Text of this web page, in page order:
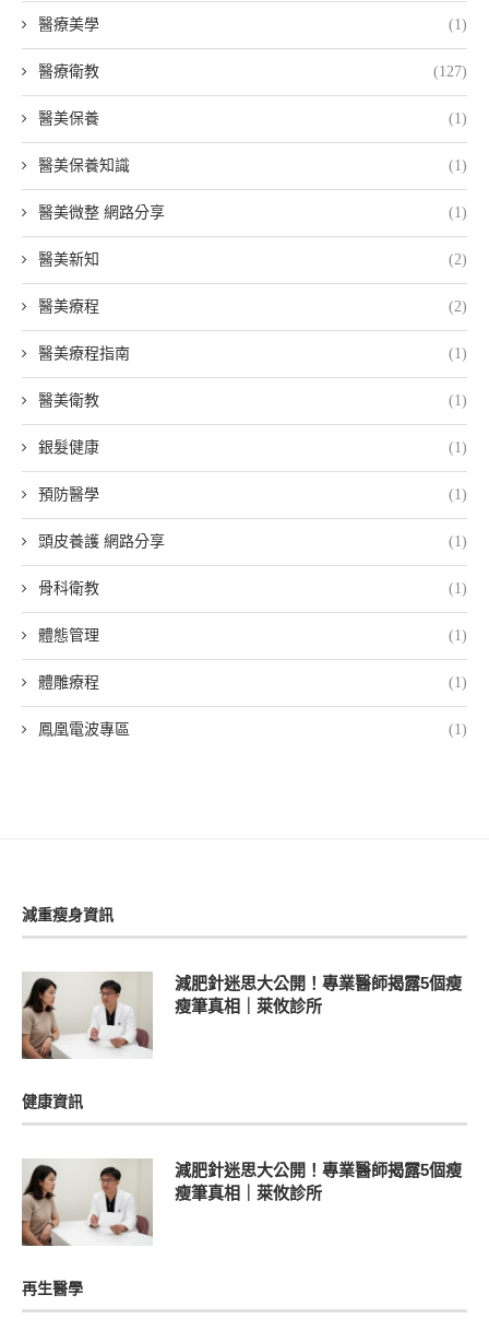
醫療美學 (1)
醫療衛教 (127)
醫美保養 (1)
醫美保養知識 (1)
醫美微整 網路分享 (1)
醫美新知 (2)
醫美療程 (2)
醫美療程指南 (1)
醫美衛教 (1)
銀髮健康 (1)
預防醫學 (1)
頭皮養護 網路分享 (1)
骨科衛教 (1)
體態管理 (1)
體雕療程 (1)
鳳凰電波專區 (1)
減重瘦身資訊
減肥針迷思大公開！專業醫師揭露5個瘦
瘦筆真相｜萊攸診所
健康資訊
減肥針迷思大公開！專業醫師揭露5個瘦
瘦筆真相｜萊攸診所
再生醫學